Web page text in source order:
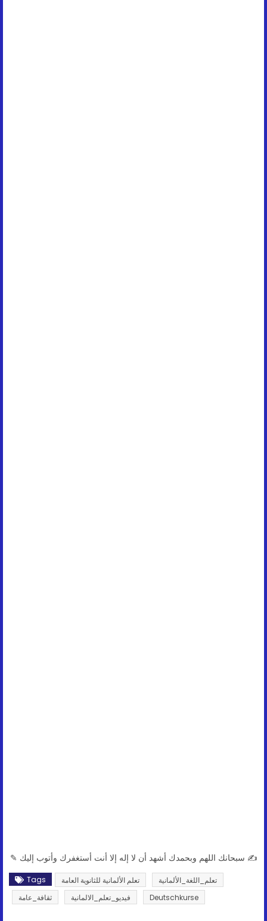
✍ سبحانك اللهم وبحمدك أشهد أن لا إله إلا أنت أستغفرك وأتوب إليك ✎
Tags تعلم الألمانية للثانوية العامة
تعلم_اللغة_الألمانية
ثقافة_عامة
فيديو_تعلم_الالمانية Deutschkurse